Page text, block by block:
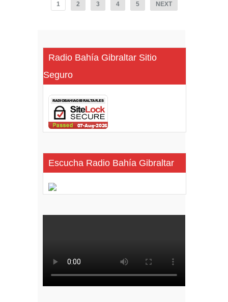
1 2 3 4 5 NEXT
Radio Bahía Gibraltar Sitio
Seguro
Escucha Radio Bahía Gibraltar